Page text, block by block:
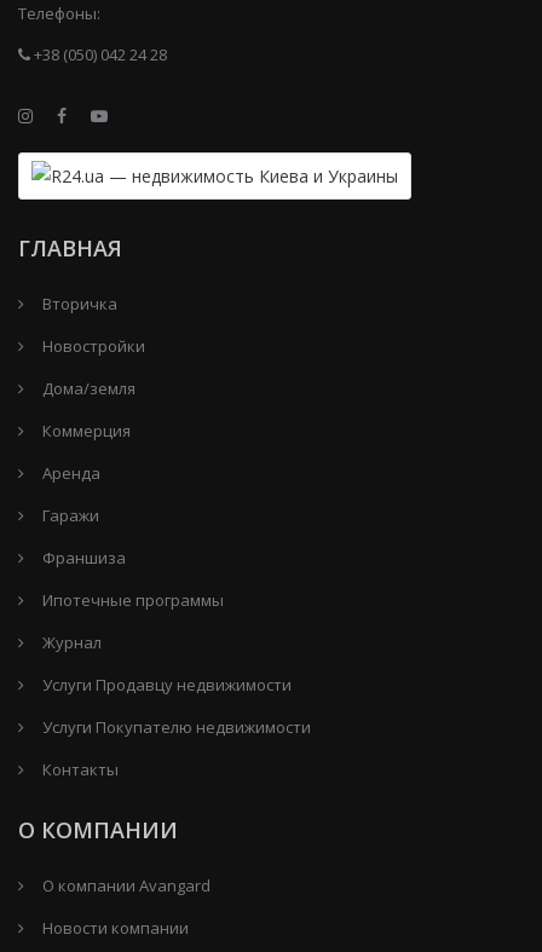
Телефоны:
+38 (050) 042 24 28
ГЛАВНАЯ
Вторичка
Новостройки
Дома/земля
Коммерция
Аренда
Гаражи
Франшиза
Ипотечные программы
Журнал
Услуги Продавцу недвижимости
Услуги Покупателю недвижимости
Контакты
О КОМПАНИИ
О компании Avangard
Новости компании